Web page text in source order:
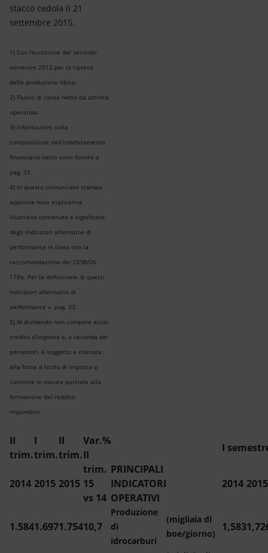
stacco cedola il 21
settembre 2015.
1) Con l’eccezione del secondo
semestre 2012 per la ripresa
della produzione libica.
2) Flusso di cassa netto da attività
operativa.
3) Informazioni sulla
composizione dell’indebitamento
finanziario netto sono fornite a
pag. 33.
4) In questo comunicato stampa
apposite note esplicative
illustrano contenuto e significato
degli indicatori alternativi di
performance in linea con la
raccomandazione del CESR/05-
178b. Per la definizione di questi
indicatori alternativi di
performance v. pag. 33.
5) Al dividendo non compete alcun
credito d’imposta e, a seconda dei
percettori, è soggetto a ritenuta
alla fonte a titolo di imposta o
concorre in misura parziale alla
formazione del reddito
imponibile.
II
trim.
I
trim.
II
trim.
Var.%
II
trim.
15
vs 14
I
2014 2015 2015
PRINCIPALI
INDICATORI
OPERATIVI
2014 2015
1.5841.6971.75410,7
Produzione
di
idrocarburi
(migliaia di
boe/giorno)
1,583